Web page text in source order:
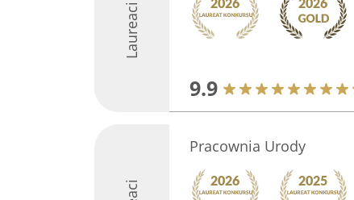
Laureaci
9.9
Pracownia Urody